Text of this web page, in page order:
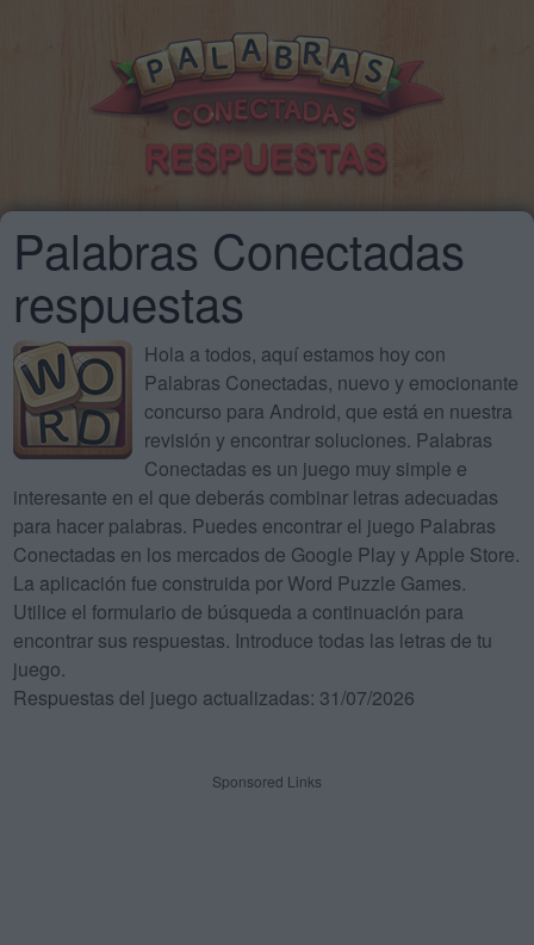
Palabras Conectadas
respuestas
Hola a todos, aquí estamos hoy con
Palabras Conectadas, nuevo y emocionante
concurso para Android, que está en nuestra
revisión y encontrar soluciones. Palabras
Conectadas es un juego muy simple e
interesante en el que deberás combinar letras adecuadas
para hacer palabras. Puedes encontrar el juego Palabras
Conectadas en los mercados de Google Play y Apple Store.
La aplicación fue construida por Word Puzzle Games.
Utilice el formulario de búsqueda a continuación para
encontrar sus respuestas. Introduce todas las letras de tu
juego.
Respuestas del juego actualizadas: 31/07/2026
Sponsored Links